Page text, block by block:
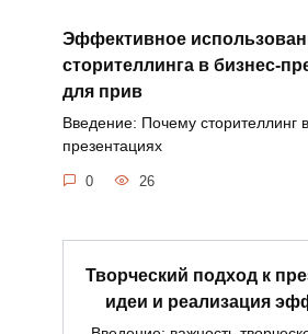
Эффективное
сторителлинга в бизнес-
для прив
Введение: Почему сторителлинг
презентациях
0 26
Творческий подход к
идеи и реализация